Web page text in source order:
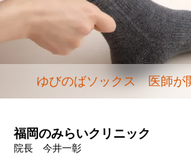
ゆびのばソックス 医師が
福岡のみらいクリニック
院長 今井一彰